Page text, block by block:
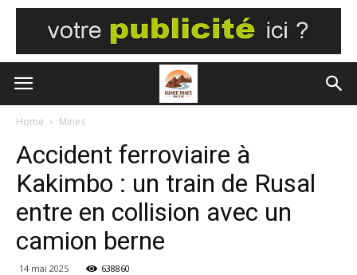
Home Mines
Accident ferroviaire à
Kakimbo : un train de Rusal
entre en collision avec un
camion berne
14 mai 2025 638860